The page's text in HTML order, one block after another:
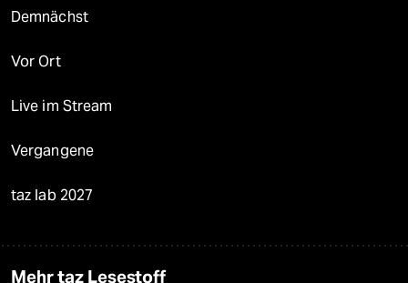
Demnächst
Vor Ort
Live im Stream
Vergangene
taz lab 2027
Mehr taz Lesestoff